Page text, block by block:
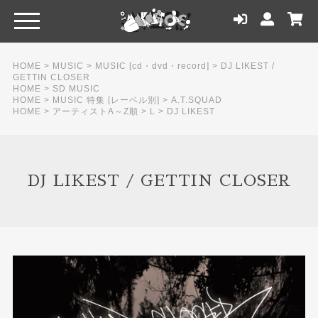
HOME > MUSIC > MUSIC [cd・dvd・record] > DJ LIKEST /
GETTIN CLOSER
HOME > SD MUSIC
HOME > MUSIC 特集 [レーベル別] > A.T.SQUAD
HOME > アーティストA～Z順 > L > DJ LIKEST
DJ LIKEST / GETTIN CLOSER